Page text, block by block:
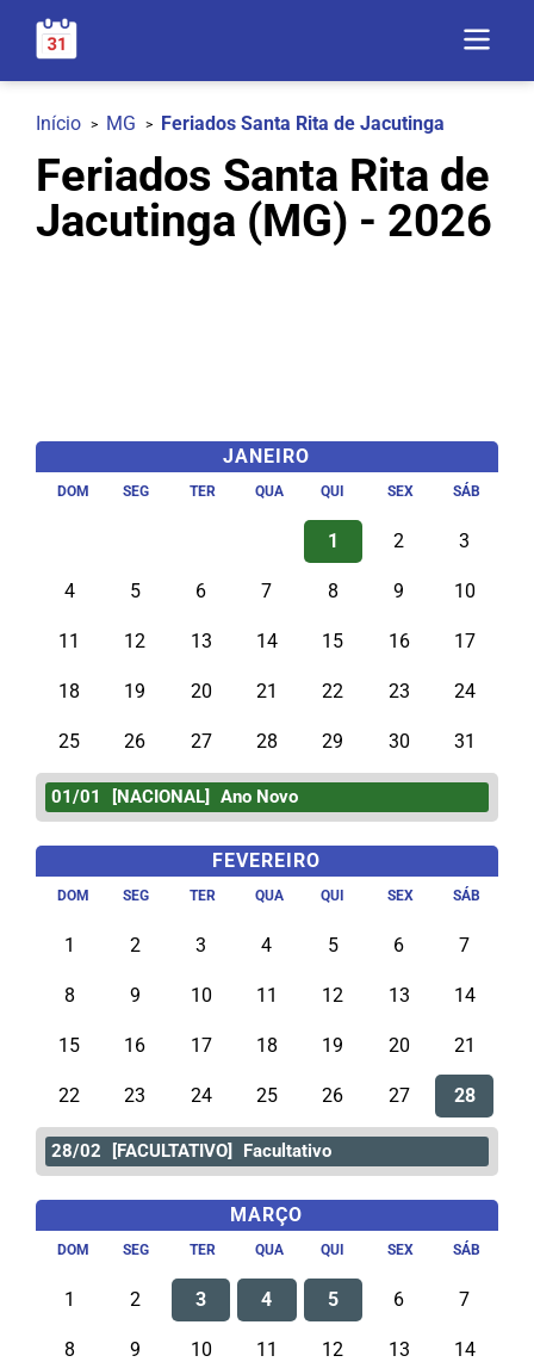
Início MG Feriados Santa Rita de Jacutinga
Feriados Santa Rita de
Jacutinga (MG) - 2026
JANEIRO
DOM SEG TER QUA QUI SEX SÁB
1 2 3
4 5 6 7 8 9 10
11 12 13 14 15 16 17
18 19 20 21 22 23 24
25 26 27 28 29 30 31
01/01 [NACIONAL] Ano Novo
FEVEREIRO
DOM SEG TER QUA QUI SEX SÁB
1 2 3 4 5 6 7
8 9 10 11 12 13 14
15 16 17 18 19 20 21
22 23 24 25 26 27 28
28/02 [FACULTATIVO] Facultativo
MARÇO
DOM SEG TER QUA QUI SEX SÁB
1 2 3 4 5 6 7
8 9 10 11 12 13 14